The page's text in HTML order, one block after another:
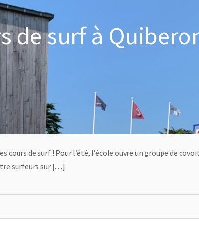
de surf à
cours de surf ! Pour l’été, l’école ouvre un groupe de
surfeurs sur […]